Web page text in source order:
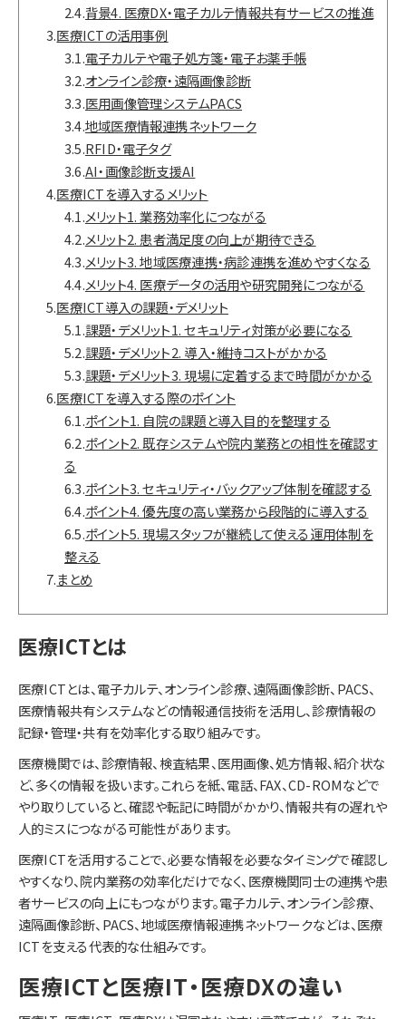
2.4.背景4. 医療DX・電子カルテ情報共有サービスの推進
3.医療ICTの活用事例
3.1.電子カルテや電子処方箋・電子お薬手帳
3.2.オンライン診療・遠隔画像診断
3.3.医用画像管理システムPACS
3.4.地域医療情報連携ネットワーク
3.5.RFID・電子タグ
3.6.AI・画像診断支援AI
4.医療ICTを導入するメリット
4.1.メリット1. 業務効率化につながる
4.2.メリット2. 患者満足度の向上が期待できる
4.3.メリット3. 地域医療連携・病診連携を進めやすくなる
4.4.メリット4. 医療データの活用や研究開発につながる
5.医療ICT導入の課題・デメリット
5.1.課題・デメリット1. セキュリティ対策が必要になる
5.2.課題・デメリット2. 導入・維持コストがかかる
5.3.課題・デメリット3. 現場に定着するまで時間がかかる
6.医療ICTを導入する際のポイント
6.1.ポイント1. 自院の課題と導入目的を整理する
6.2.ポイント2. 既存システムや院内業務との相性を確認す
る
6.3.ポイント3. セキュリティ・バックアップ体制を確認する
6.4.ポイント4. 優先度の高い業務から段階的に導入する
6.5.ポイント5. 現場スタッフが継続して使える運用体制を
整える
7.まとめ
医療ICTとは
医療ICTとは、電子カルテ、オンライン診療、遠隔画像診断、PACS、
医療情報共有システムなどの情報通信技術を活用し、診療情報の
記録・管理・共有を効率化する取り組みです。
医療機関では、診療情報、検査結果、医用画像、処方情報、紹介状な
ど、多くの情報を扱います。これらを紙、電話、FAX、CD-ROMなどで
やり取りしていると、確認や転記に時間がかかり、情報共有の遅れや
人的ミスにつながる可能性があります。
医療ICTを活用することで、必要な情報を必要なタイミングで確認し
やすくなり、院内業務の効率化だけでなく、医療機関同士の連携や患
者サービスの向上にもつながります。電子カルテ、オンライン診療、
遠隔画像診断、PACS、地域医療情報連携ネットワークなどは、医療
ICTを支える代表的な仕組みです。
医療ICTと医療IT・医療DXの違い